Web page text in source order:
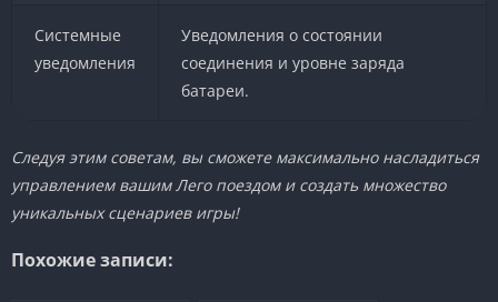
Системные
уведомления
Уведомления о состоянии
соединения и уровне заряда
батареи.
Следуя этим советам, вы сможете максимально насладиться
управлением вашим Лего поездом и создать множество
уникальных сценариев игры!
Похожие записи: